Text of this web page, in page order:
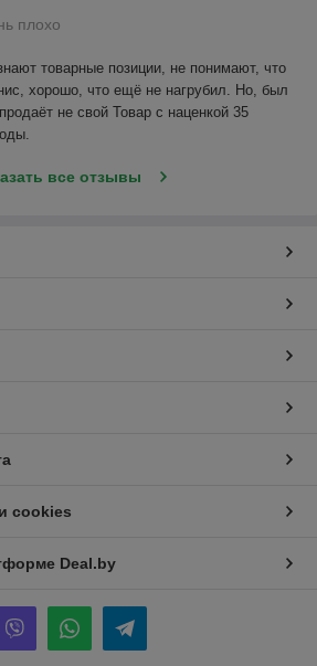
плохо
товарные позиции, не понимают, что
хорошо, что ещё не нагрубил. Но, был
не свой Товар с наценкой 35
все отзывы
cookies
Deal.by